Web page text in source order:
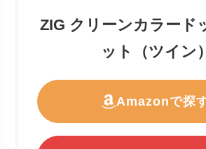
ZIG クリーンカラード
ット（ツイン）
Amazonで探